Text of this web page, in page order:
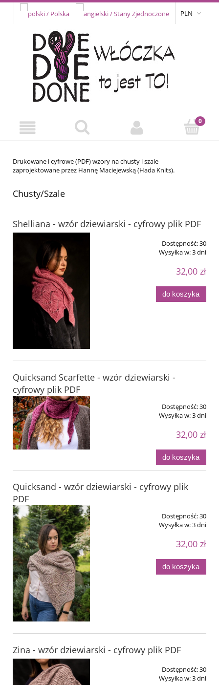
PLN
Drukowane i cyfrowe (PDF) wzory na chusty i szale
zaprojektowane przez Hannę Maciejewską (Hada Knits).
Chusty/Szale
Shelliana - wzór dziewiarski - cyfrowy plik PDF
Dostępność:30
Wysyłka w:3 dni
32,00 zł
do koszyka
Quicksand Scarfette - wzór dziewiarski -
cyfrowy plik PDF
Dostępność:30
Wysyłka w:3 dni
32,00 zł
do koszyka
Quicksand - wzór dziewiarski - cyfrowy plik
PDF
Dostępność:30
Wysyłka w:3 dni
32,00 zł
do koszyka
Zina - wzór dziewiarski - cyfrowy plik PDF
Dostępność:30
Wysyłka w:3 dni